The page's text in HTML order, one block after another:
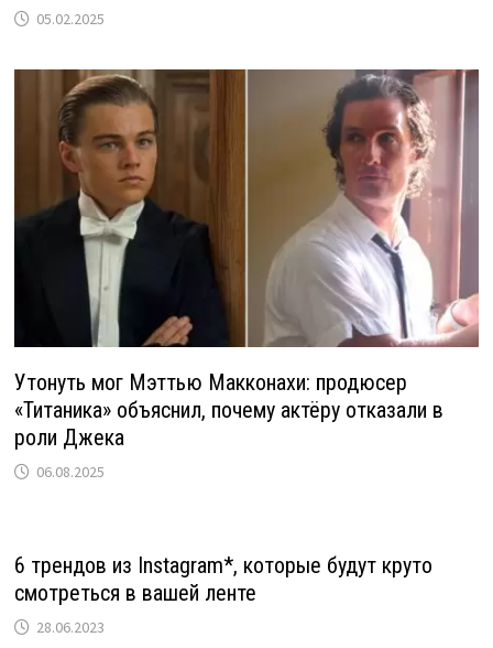
05.02.2025
Утонуть мог Мэттью Макконахи: продюсер
«Титаника» объяснил, почему актёру отказали в
роли Джека
06.08.2025
6 трендов из Instagram*, которые будут круто
смотреться в вашей ленте
28.06.2023